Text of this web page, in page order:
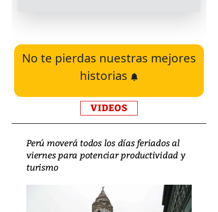
No te pierdas nuestras mejores
historias
VIDEOS
Perú moverá todos los días feriados al
viernes para potenciar productividad y
turismo